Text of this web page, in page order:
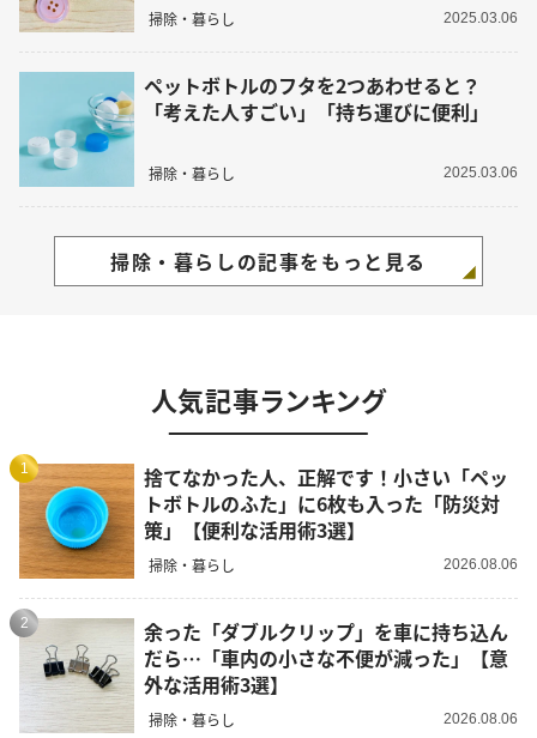
掃除・暮らし 2025.03.06
ペットボトルのフタを2つあわせると？
「考えた人すごい」「持ち運びに便利」
掃除・暮らし 2025.03.06
掃除・暮らしの記事をもっと見る
人気記事ランキング
1
捨てなかった人、正解です！小さい「ペッ
トボトルのふた」に6枚も入った「防災対
策」【便利な活用術3選】
掃除・暮らし 2026.08.06
2
余った「ダブルクリップ」を車に持ち込ん
だら…「車内の小さな不便が減った」【意
外な活用術3選】
掃除・暮らし 2026.08.06